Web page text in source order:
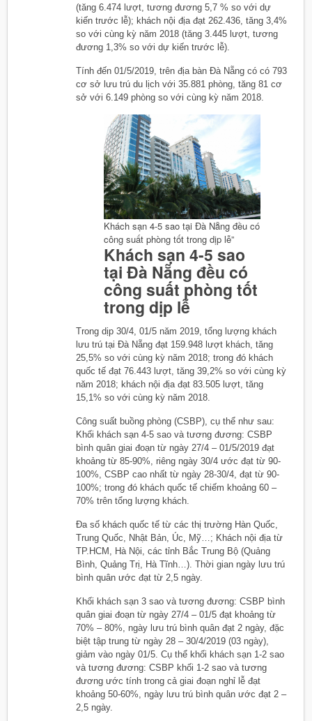
(tăng 6.474 lượt, tương đương 5,7 % so với dự
kiến trước lễ); khách nội địa đạt 262.436, tăng 3,4%
so với cùng kỳ năm 2018 (tăng 3.445 lượt, tương
đương 1,3% so với dự kiến trước lễ).
Tính đến 01/5/2019, trên địa bàn Đà Nẵng có có 793
cơ sở lưu trú du lịch với 35.881 phòng, tăng 81 cơ
sở với 6.149 phòng so với cùng kỳ năm 2018.
Khách sạn 4-5 sao tại Đà Nẵng đều có
công suất phòng tốt trong dịp lễ”
Khách sạn 4-5 sao
tại Đà Nẵng đều có
công suất phòng tốt
trong dịp lễ
Trong dịp 30/4, 01/5 năm 2019, tổng lượng khách
lưu trú tại Đà Nẵng đạt 159.948 lượt khách, tăng
25,5% so với cùng kỳ năm 2018; trong đó khách
quốc tế đạt 76.443 lượt, tăng 39,2% so với cùng kỳ
năm 2018; khách nội địa đạt 83.505 lượt, tăng
15,1% so với cùng kỳ năm 2018.
Công suất buồng phòng (CSBP), cụ thể như sau:
Khối khách sạn 4-5 sao và tương đương: CSBP
bình quân giai đoạn từ ngày 27/4 – 01/5/2019 đạt
khoảng từ 85-90%, riêng ngày 30/4 ước đạt từ 90-
100%, CSBP cao nhất từ ngày 28-30/4, đạt từ 90-
100%; trong đó khách quốc tế chiếm khoảng 60 –
70% trên tổng lượng khách.
Đa số khách quốc tế từ các thị trường Hàn Quốc,
Trung Quốc, Nhật Bản, Úc, Mỹ…; Khách nội địa từ
TP.HCM, Hà Nội, các tỉnh Bắc Trung Bộ (Quảng
Bình, Quảng Trị, Hà Tĩnh…). Thời gian ngày lưu trú
bình quân ước đạt từ 2,5 ngày.
Khối khách sạn 3 sao và tương đương: CSBP bình
quân giai đoạn từ ngày 27/4 – 01/5 đạt khoảng từ
70% – 80%, ngày lưu trú bình quân đạt 2 ngày, đặc
biệt tập trung từ ngày 28 – 30/4/2019 (03 ngày),
giảm vào ngày 01/5. Cụ thể khối khách sạn 1-2 sao
và tương đương: CSBP khối 1-2 sao và tương
đương ước tính trong cả giai đoạn nghỉ lễ đạt
khoảng 50-60%, ngày lưu trú bình quân ước đạt 2 –
2,5 ngày.